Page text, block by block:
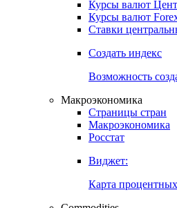
Индикаторы рынка
Поиск индексов
Курсы валют
Ставки
Создать индекс
Возможность
Страницы стран
Росстат